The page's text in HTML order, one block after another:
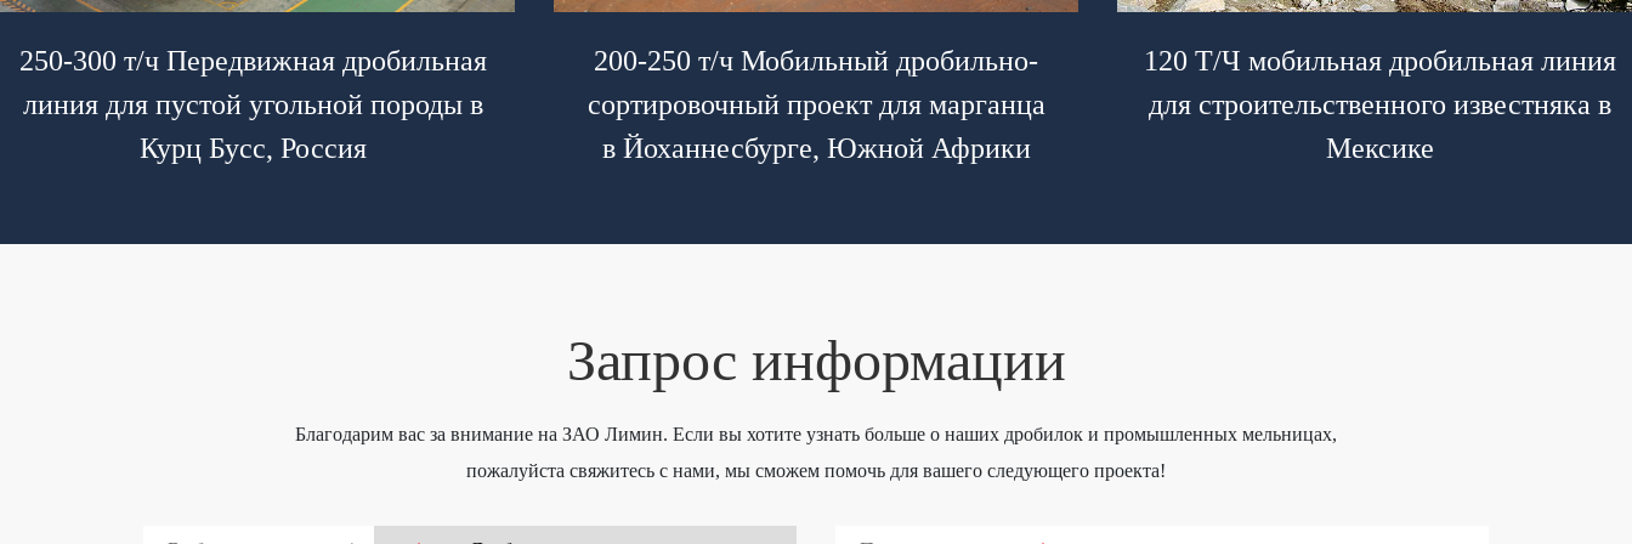
250-300 т/ч Передвижная дробильная
линия для пустой угольной породы в
Курц Бусс, Россия
200-250 т/ч Мобильный дробильно-
сортировочный проект для марганца
в Йоханнесбурге, Южной Африки
120 Т/Ч мобильная дробильная линия
для строительственного известняка в
Мексике
Запрос информации
Благодарим вас за внимание на ЗАО Лимин. Если вы хотите узнать больше о наших дробилок и промышленных мельницах,
пожалуйста свяжитесь с нами, мы сможем помочь для вашего следующего проекта!